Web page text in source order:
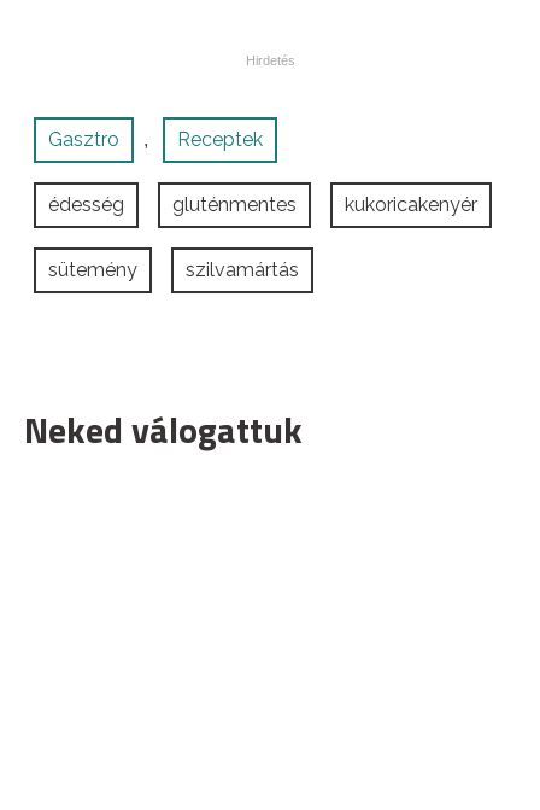
Gasztro , Receptek
édesség gluténmentes kukoricakenyér
sütemény szilvamártás
Neked válogattuk